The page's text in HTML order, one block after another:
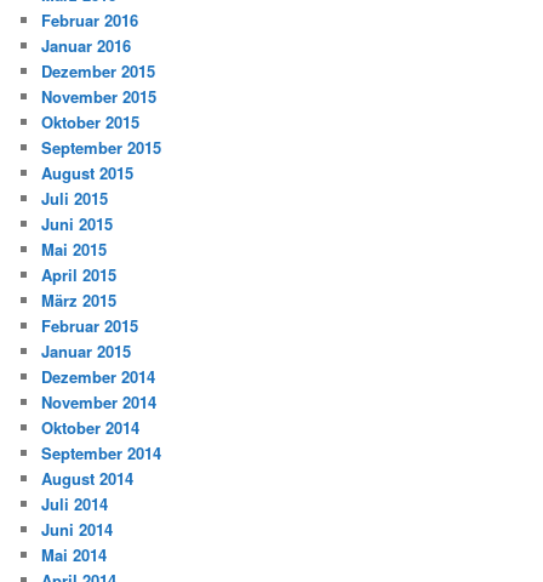
Februar 2016
Januar 2016
Dezember 2015
November 2015
Oktober 2015
September 2015
August 2015
Juli 2015
Juni 2015
Mai 2015
April 2015
März 2015
Februar 2015
Januar 2015
Dezember 2014
November 2014
Oktober 2014
September 2014
August 2014
Juli 2014
Juni 2014
Mai 2014